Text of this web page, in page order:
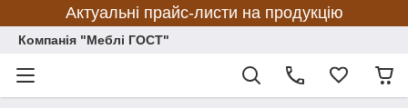
Актуальні прайс-листи на продукцію
Компанія "Меблі ГОСТ"